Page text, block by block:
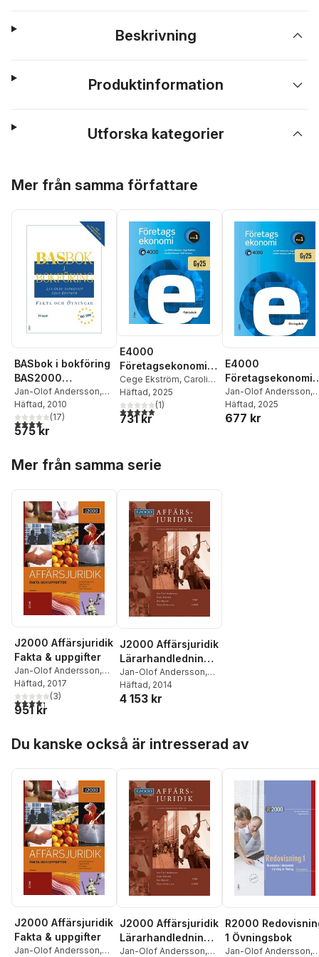
Beskrivning
Produktinformation
Utforska kategorier
Mer från samma författare
BASbok i bokföring
BAS2000
Fakta&Övn
Jan-Olof Andersson,
Cege Ekström
Häftad, 2010
4,1utav 5 stjärnor. Totalt antal röster:
(17)
575 kr
E4000
Företagsekonomi
nivå 1 Faktabok
Cege Ekström, Caroline
Hansson,Rolf Jansson
Jan-Olof Andersson
Häftad, 2025
5,0utav 5 stjärnor. Totalt antal röster:
(1)
731 kr
E4000
Företagsekonomi
nivå 1 Övningsbok
Jan-Olof Andersson,
Cege Ekström
Hansson
Häftad, 2025
677 kr
Mer från samma serie
J2000 Affärsjuridik
Fakta & uppgifter
Jan-Olof Andersson,
Cege Ekström
Ogvall,Claes
Pettersson
Häftad, 2017
4,3utav 5 stjärnor. Totalt antal röster:
(3)
951 kr
J2000 Affärsjuridik
Lärarhandledning
med cd
Jan-Olof Andersson,
Cege Ekström
Ogvall, Claes
Häftad, 2014
4 153 kr
Du kanske också är intresserad av
J2000 Affärsjuridik
Fakta & uppgifter
Jan-Olof Andersson,
J2000 Affärsjuridik
Lärarhandledning
med cd
Jan-Olof Andersson,
R2000
1 Övningsbok
Jan-Olof Andersson,